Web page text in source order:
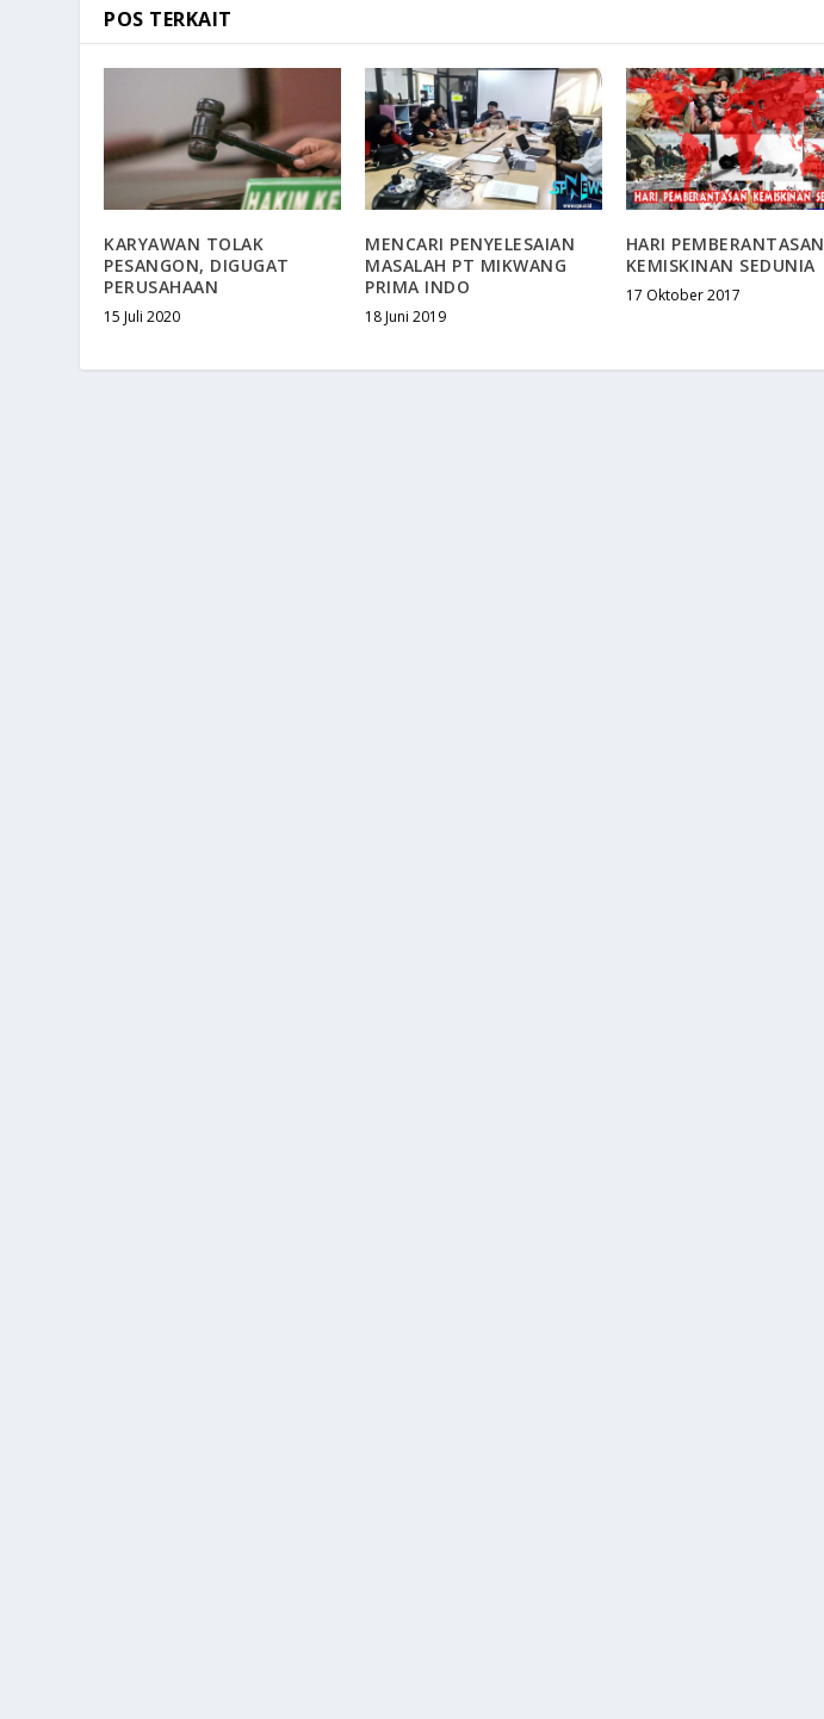
POS TERKAIT
KARYAWAN TOLAK
PESANGON, DIGUGAT
PERUSAHAAN
15 Juli 2020
MENCARI PENYELESAIAN
MASALAH PT MIKWANG
PRIMA INDO
18 Juni 2019
HARI PEMBERANTASAN
KEMISKINAN SEDUNIA
17 Oktober 2017